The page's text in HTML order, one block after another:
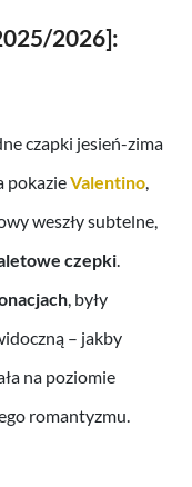
2026]:
czapki jesień-zima
pokazieValentino,
weszły subtelne,
czepki.
, były
– jakby
na poziomie
romantyzmu.